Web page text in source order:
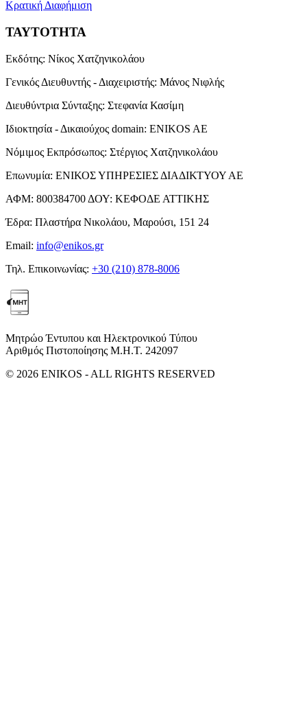
Κρατική Διαφήμιση
ΤΑΥΤΟΤΗΤΑ
Εκδότης: Νίκος Χατζηνικολάου
Γενικός Διευθυντής - Διαχειριστής: Μάνος Νιφλής
Διευθύντρια Σύνταξης: Στεφανία Κασίμη
Ιδιοκτησία - Δικαιούχος domain: ENIKOS AE
Νόμιμος Εκπρόσωπος: Στέργιος Χατζηνικολάου
Επωνυμία: ΕΝΙΚΟΣ ΥΠΗΡΕΣΙΕΣ ΔΙΑΔΙΚΤΥΟΥ ΑΕ
ΑΦΜ: 800384700 ΔΟΥ: ΚΕΦΟΔΕ ΑΤΤΙΚΗΣ
Έδρα: Πλαστήρα Νικολάου, Μαρούσι, 151 24
Email: info@enikos.gr
Τηλ. Επικοινωνίας: +30 (210) 878-8006
Μητρώο Έντυπου και Ηλεκτρονικού Τύπου
Αριθμός Πιστοποίησης Μ.Η.Τ. 242097
© 2026 ENIKOS - ALL RIGHTS RESERVED